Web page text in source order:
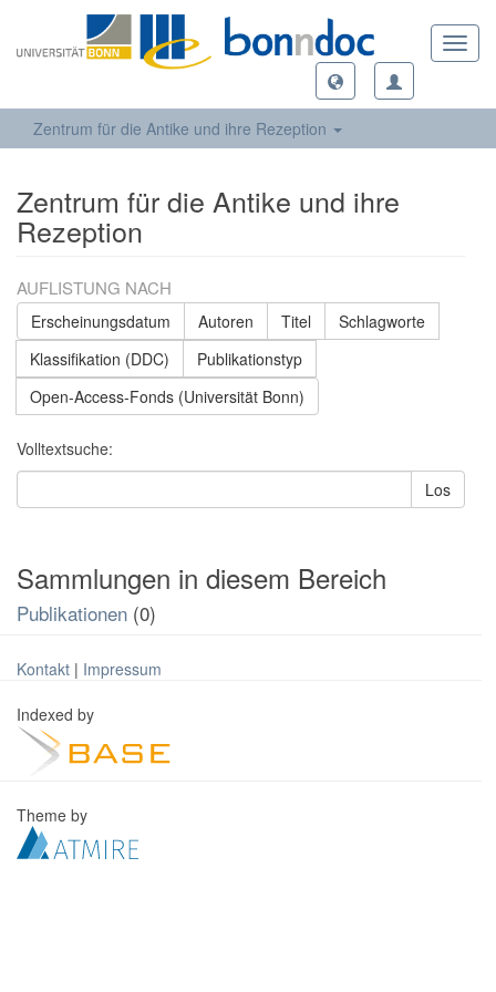
Zentrum für die Antike und ihre Rezeption
Zentrum für die Antike und ihre
Rezeption
AUFLISTUNG NACH
Erscheinungsdatum Autoren Titel
Schlagworte
Klassifikation (DDC)
Publikationstyp
Open-Access-Fonds (Universität Bonn)
Volltextsuche:
Los
Sammlungen in diesem Bereich
Publikationen (0)
Kontakt | Impressum
Indexed by
Theme by